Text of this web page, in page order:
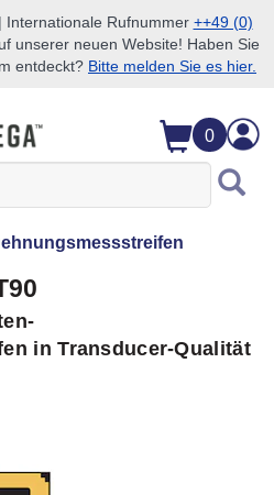
Rufnummer ++49 (0)
unserer neuen Website! Haben Sie
entdeckt? Bitte melden Sie es hier.
0
in Transducer-Qualität